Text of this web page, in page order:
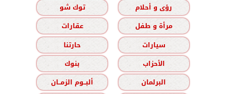
رؤى و أحلام
توك شو
مرأة و طفل
عقارات
سيارات
حارتنا
الأحزاب
بنوك
البرلمان
ألبــوم الزمــان